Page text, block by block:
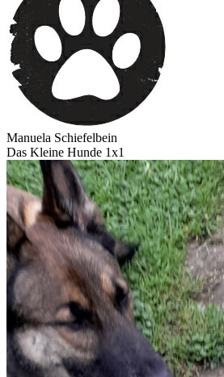
Manuela Schiefelbein
Das Kleine Hunde 1x1